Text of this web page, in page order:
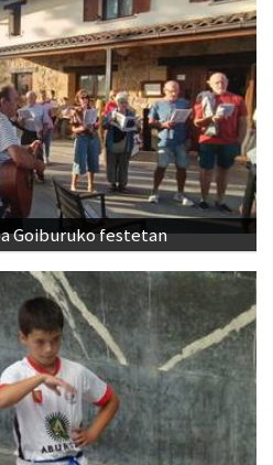
Goiburuko festetan